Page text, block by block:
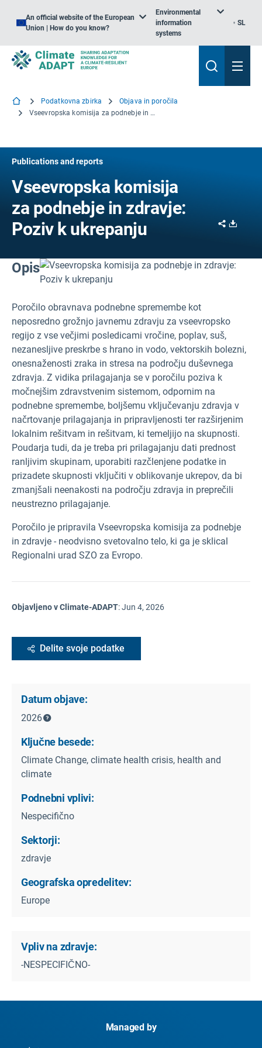
An official website of the European
Union | How do you know?
Environmental
information
systems
SL
Podatkovna zbirka
Objava in poročila
Vseevropska komisija za podnebje in zdravje: Poziv k ukrepanju
Publications and reports
Vseevropska komisija
za podnebje in zdravje:
Poziv k ukrepanju
Share
Opis
Poročilo obravnava podnebne spremembe kot
neposredno grožnjo javnemu zdravju za vseevropsko
regijo z vse večjimi posledicami vročine, poplav, suš,
nezanesljive preskrbe s hrano in vodo, vektorskih bolezni,
onesnaženosti zraka in stresa na področju duševnega
zdravja. Z vidika prilagajanja se v poročilu poziva k
močnejšim zdravstvenim sistemom, odpornim na
podnebne spremembe, boljšemu vključevanju zdravja v
načrtovanje prilagajanja in pripravljenosti ter razširjenim
lokalnim rešitvam in rešitvam, ki temeljijo na skupnosti.
Poudarja tudi, da je treba pri prilagajanju dati prednost
ranljivim skupinam, uporabiti razčlenjene podatke in
prizadete skupnosti vključiti v oblikovanje ukrepov, da bi
zmanjšali neenakosti na področju zdravja in preprečili
neustrezno prilagajanje.
Poročilo je pripravila Vseevropska komisija za podnebje
in zdravje - neodvisno svetovalno telo, ki ga je sklical
Regionalni urad SZO za Evropo.
Objavljeno v Climate-ADAPT:Jun 4, 2026
Delite svoje podatke
Datum objave:
2026
Ključne besede:
Climate Change, climate health crisis, health and
climate
Podnebni vplivi:
Nespecifično
Sektorji:
zdravje
Geografska opredelitev:
Europe
Vpliv na zdravje:
-NESPECIFIČNO-
Managed by